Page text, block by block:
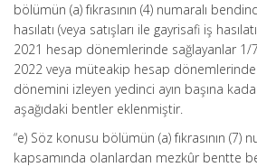
bölümün (a) fıkrasının (4) numaralı
hasılatı (veya satışları ile gayrisafi iş
2021 hesap dönemlerinde sağlayanlar
2022 veya müteakip hesap
dönemini izleyen yedinci ayın başına
aşağıdaki bentler eklenmiştir.
“e) Söz konusu bölümün (a) fıkrasının (7)
kapsamında olanlardan mezkûr bentte